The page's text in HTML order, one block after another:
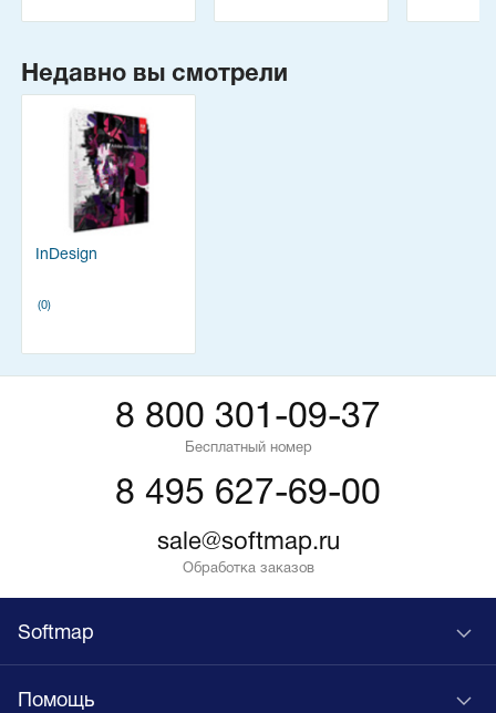
Недавно вы смотрели
InDesign
(0)
8 800 301-09-37
Бесплатный номер
8 495 627-69-00
sale@softmap.ru
Обработка заказов
Softmap
Помощь